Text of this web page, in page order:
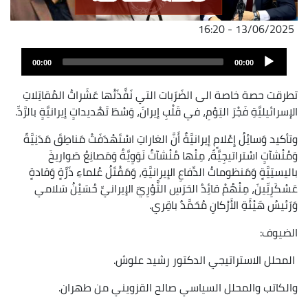
13/06/2025 - 16:20
ملف
الصوت
Audio
Player
00:00
00:00
تطرقت حصة خاصة الى الضَرَبات التي نَفَّذَتْها عَشَراتُ المُقاتِلاتِ
الإسرائيليَّةِ فَجْرَ اليَوْمِ، في قَلْبِ إيرانَ، وَسْطَ تَهْديداتٍ إيرانيَّةٍ بالرَّدِّ.
وتأكيد وَسائِلُ إِعْلامٍ إيرانيَّةٌ أَنَّ الغاراتِ اسْتَهْدَفَتْ مَناطِقَ مَدَنِيَّةً
وَمُنْشآتٍ اسْتراتيجِيَّةً، مِنْها مُنْشآتٌ نَوَوِيَّةٌ وَمَصانِعُ صَواريخَ
باليستِيَّةٍ وَمَنظوماتُ الدِّفاعِ الإيرانيَّةِ، وَمَقْتَلُ عُلماءِ ذَرَّةٍ وَقادةٍ
عَسْكَرِيِّينَ، مِنْهُمْ قائِدُ الحَرَسِ الثَّوْرِيِّ الإيرانيِّ حُسَيْنُ سَلامي
وَرَئيسُ هَيْئَةِ الأَرْكانِ مُحَمَّدٌ باقِري.
الضيوف:
المحلل الاستراتيجي الدكتور رشيد علوش.
والكاتب والمحلل السياسي صالح القزويني من طهران.